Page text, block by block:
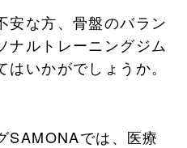
安な方、骨盤のバラン
ナルトレーニングジム
いかがでしょうか。
SAMONAでは、医療